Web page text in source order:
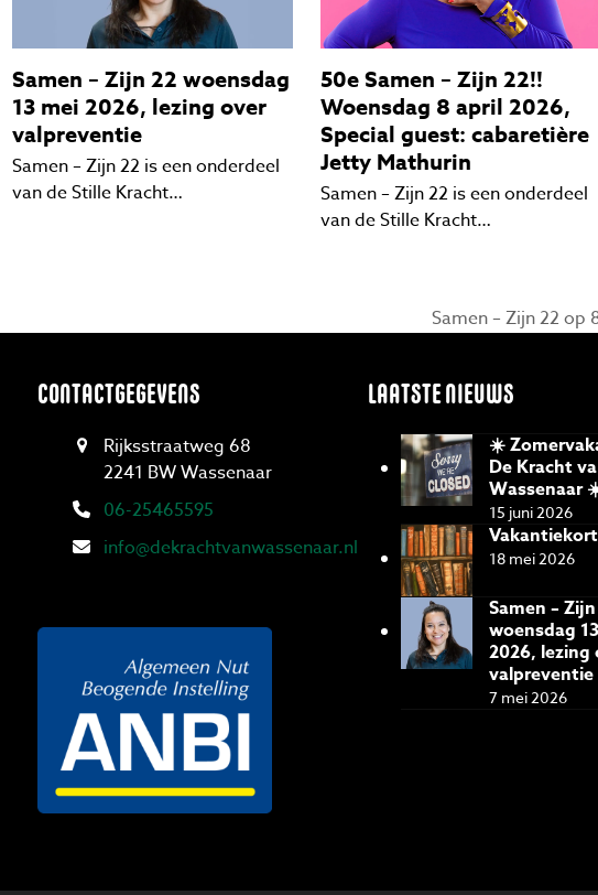
Samen – Zijn 22 woensdag
13 mei 2026, lezing over
valpreventie
Samen – Zijn 22 is een onderdeel
van de Stille Kracht…
50e Samen – Zijn 22!!
Woensdag 8 april 2026,
Special guest: cabaretière
Jetty Mathurin
Samen – Zijn 22 is een onderdeel
van de Stille Kracht…
next
Samen – Zijn 22
CONTACTGEGEVENS
Rijksstraatweg 68
2241 BW Wassenaar
06-25465595
info@dekrachtvanwassenaar.nl
LAATSTE NIEUWS
☀️
De Kracht
Wassenaar
15 juni 2026
18 mei 2026
Samen –
woensdag
2026, lezing
valpreventie
7 mei 2026